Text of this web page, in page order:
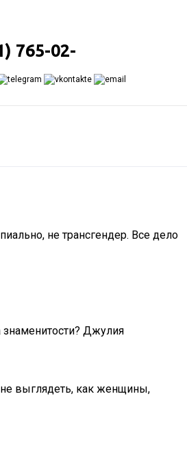
765-02-
не трансгендер. Все дело
Джулия
выглядеть, как женщины,